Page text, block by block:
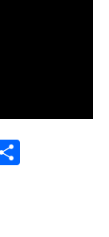
Telegram